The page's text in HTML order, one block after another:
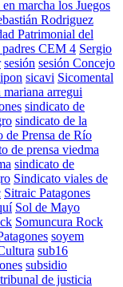
en marcha los Juegos
Rodriguez
Patrimonial del
padres CEM 4 Sergio
sesión sesión Concejo
sicavi Sicomental
arregui
sindicato de
sindicato de la
de Prensa de Río
de prensa viedma
sindicato de
Sindicato viales de
Sitraic Patagones
Sol de Mayo
Somuncura Rock
soyem
sub16
subsidio
de justicia